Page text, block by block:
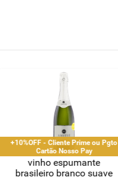
+10%OFF - Cliente Prime ou Pgto
Cartão Nosso Pay
vinho espumante
brasileiro branco suave